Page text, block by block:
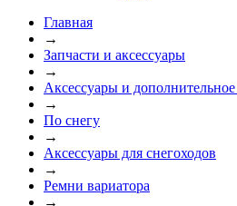
Главная
→
Запчасти и аксессуары
→
Аксессуары и
→
По снегу
→
Аксессуары для снегоходов
→
Ремни вариатора
→